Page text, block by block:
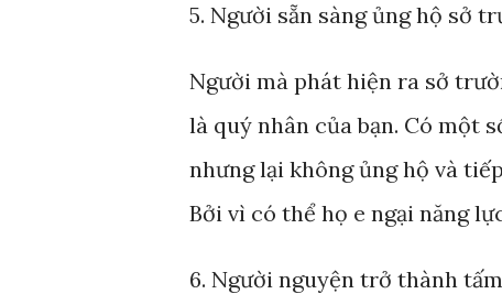
5. Người sẵn sàng ủng hộ sở
Người mà phát hiện ra sở
là quý nhân của bạn. Có một
nhưng lại không ủng hộ và
Bởi vì có thể họ e ngại năng
6. Người nguyện trở thành